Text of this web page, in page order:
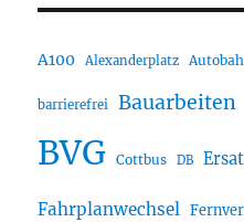
A100 Alexanderplatz
barrierefrei Bauarbeiten
BVG Cottbus DB
Fahrplanwechsel